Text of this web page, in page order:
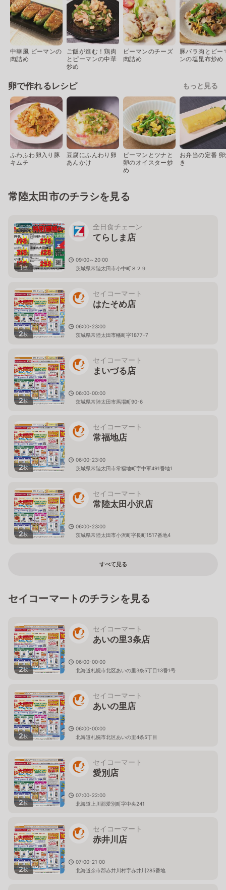
中華風 ピーマンの
肉詰め
ご飯が進む！鶏肉
とピーマンの中華
炒め
ピーマンのチーズ
肉詰め
豚バラ肉とピー
ンの塩昆布炒め
卵で作れるレシピ もっと見る
ふわふわ卵入り豚
キムチ
豆腐にふんわり卵
あんかけ
ピーマンとツナと
卵のオイスター炒
め
お弁当の定番
き
常陸太田市のチラシを見る
1枚
全日食チェーン
てらしま店
09:00～20:00
茨城県常陸太田市小中町８２９
2枚
セイコーマート
はたそめ店
06:00-23:00
茨城県常陸太田市幡町字1877-7
2枚
セイコーマート
まいづる店
06:00-00:00
茨城県常陸太田市馬場町90-6
2枚
セイコーマート
常福地店
06:00-23:00
茨城県常陸太田市常福地町字中軍491番地1
2枚
セイコーマート
常陸太田小沢店
06:00-23:00
茨城県常陸太田市小沢町字長町1517番地4
すべて見る
セイコーマートのチラシを見る
2枚
セイコーマート
あいの里3条店
06:00-00:00
北海道札幌市北区あいの里3条5丁目13番1号
2枚
セイコーマート
あいの里店
06:00-00:00
北海道札幌市北区あいの里4条5丁目
2枚
セイコーマート
愛別店
07:00-22:00
北海道上川郡愛別町字中央241
2枚
セイコーマート
赤井川店
07:00-21:00
北海道余市郡赤井川村字赤井川285番地